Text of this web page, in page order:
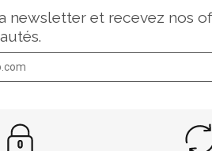
newsletter et recevez nos